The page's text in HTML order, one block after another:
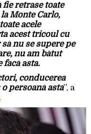
fie retrase toate
Monte Carlo,
acele
acest tricoul cu
nu se supere pe
nu am bătut
facă asta.
conducerea
persoană asta”, a
.